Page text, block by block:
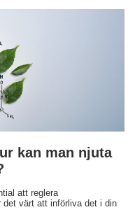
kan man njuta
att reglera
det värt att införliva det i din